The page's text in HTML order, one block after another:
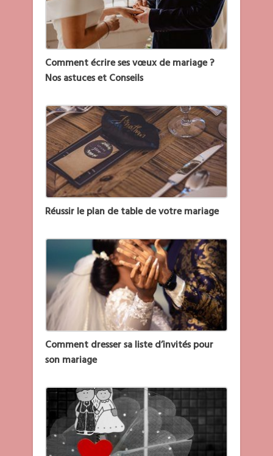
Comment écrire ses vœux de mariage ?
Nos astuces et Conseils
Réussir le plan de table de votre mariage
Comment dresser sa liste d’invités pour
son mariage